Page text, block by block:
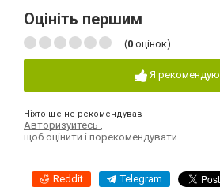
Оцініть першим
(0 оцінок)
Я рекомендую
Ніхто ще не рекомендував
Авторизуйтесь
щоб оцінити і порекомендувати
Reddit Telegram